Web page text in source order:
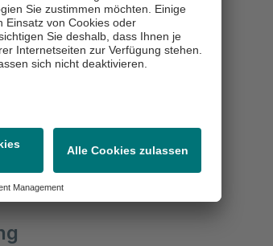
des Kniegelenks
zu einer sichtbaren
führen. Das deutet auf eine
wie Bänderrisse oder
Kniegelenk instabil werden.
Gefühl im Knie.